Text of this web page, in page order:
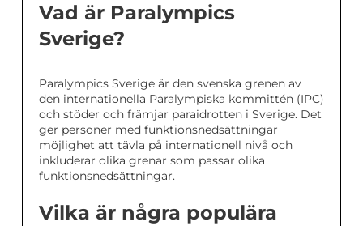
Vad är Paralympics
Sverige?
Paralympics Sverige är den svenska grenen av
den internationella Paralympiska kommittén (IPC)
och stöder och främjar paraidrotten i Sverige. Det
ger personer med funktionsnedsättningar
möjlighet att tävla på internationell nivå och
inkluderar olika grenar som passar olika
funktionsnedsättningar.
Vilka är några populära